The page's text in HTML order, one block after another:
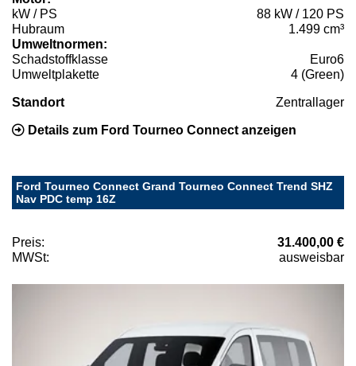
kW / PS
88 kW / 120 PS
Hubraum
1.499 cm³
Umweltnormen:
Schadstoffklasse
Euro6
Umweltplakette
4 (Green)
Standort Zentrallager
Details zum Ford Tourneo Connect anzeigen
Ford Tourneo Connect Grand Tourneo Connect Trend SHZ
Nav PDC temp 16Z
Preis:
31.400,00 €
MWSt:
ausweisbar